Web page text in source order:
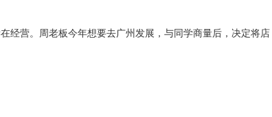
经营。周老板今年想要去广州发展，与同学商量后，决定将店